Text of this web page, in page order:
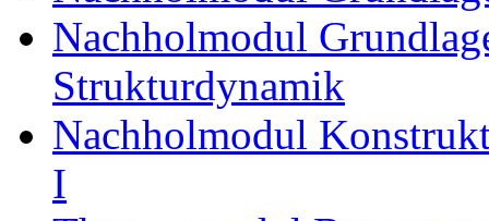
Nachholmodul
Strukturdynamik
Nachholmodul
I